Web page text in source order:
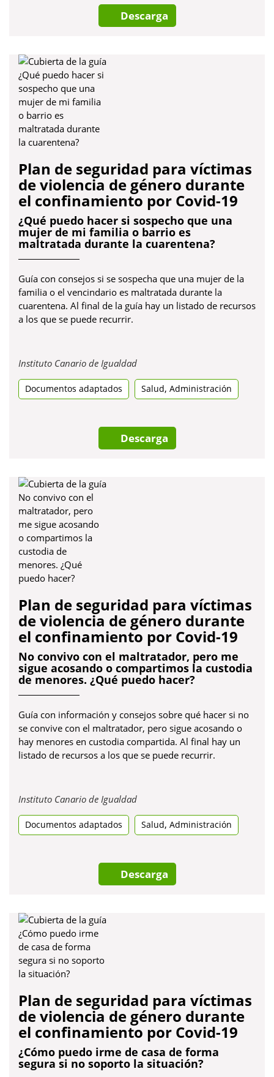
Descarga
Plan de seguridad para víctimas
de violencia de género durante
el confinamiento por Covid-19
¿Qué puedo hacer si sospecho que una
mujer de mi familia o barrio es
maltratada durante la cuarentena?
Guía con consejos si se sospecha que una mujer de la
familia o el vencindario es maltratada durante la
cuarentena. Al final de la guía hay un listado de recursos
a los que se puede recurrir.
Instituto Canario de IgualdadObre
una
pestanya
Documentos adaptados Salud, Administración
Descarga
Plan de seguridad para víctimas
de violencia de género durante
el confinamiento por Covid-19
No convivo con el maltratador, pero me
sigue acosando o compartimos la custodia
de menores. ¿Qué puedo hacer?
Guía con información y consejos sobre qué hacer si no
se convive con el maltratador, pero sigue acosando o
hay menores en custodia compartida. Al final hay un
listado de recursos a los que se puede recurrir.
Instituto Canario de IgualdadObre
una
pestanya
Documentos adaptados Salud, Administración
Descarga
Plan de seguridad para víctimas
de violencia de género durante
el confinamiento por Covid-19
¿Cómo puedo irme de casa de forma
segura si no soporto la situación?